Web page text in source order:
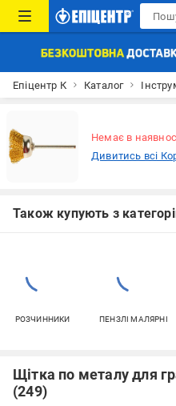
Епіцентр К Каталог
Немає в
Дивитись всі
Також купують з
РОЗЧИННИКИ ПЕНЗЛІ МАЛЯРНІ
Щітка по металу для
(249)